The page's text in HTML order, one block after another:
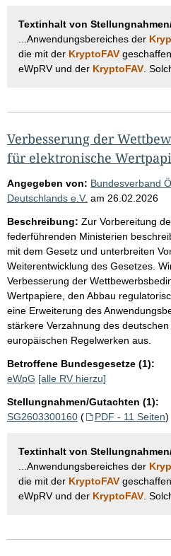
Textinhalt von
...Anwendungsbereiches der
die mit der KryptoFAV
eWpRV und der KryptoFAV .
Verbesserung der
für elektronische
Angegeben von: Bundesverband
Deutschlands e.V. am 26.02.2026
Beschreibung: Zur Vorbereitung
federführenden Ministerien
mit dem Gesetz und unterbreiten
Weiterentwicklung des Gesetzes.
Verbesserung der
Wertpapiere, den Abbau
eine Erweiterung des
stärkere Verzahnung des
europäischen Regelwerken aus.
Betroffene Bundesgesetze (1):
eWpG [alle RV hierzu]
Stellungnahmen/Gutachten (1):
SG2603300160 ( PDF - 11 Seiten)
Textinhalt von
...Anwendungsbereiches der
die mit der KryptoFAV
eWpRV und der KryptoFAV .